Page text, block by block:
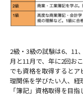
2級・3級の試験は6、11
月と11月で、年に2回お
でも資格を取得すると
理関係を学びたい人、経
「簿記」資格取得を目指